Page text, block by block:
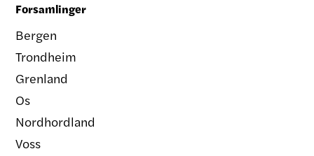
Forsamlinger
Bergen
Trondheim
Grenland
Os
Nordhordland
Voss